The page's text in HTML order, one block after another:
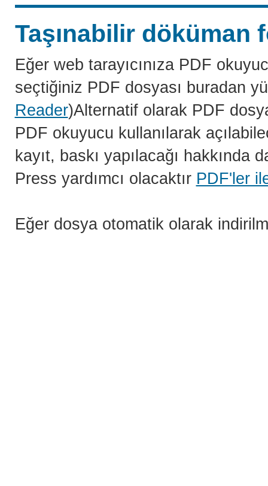
Taşınabilir döküman
Eğer web tarayıcınıza PDF
seçtiğiniz PDF dosyası buradan
Reader)Alternatif olarak PDF
PDF okuyucu kullanılarak
kayıt, baskı yapılacağı
Press yardımcı olacaktır PDF'ler
Eğer dosya otomatik olarak